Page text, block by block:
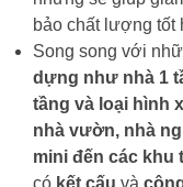
bảo chất lượng tốt
Song song với
dựng như nhà 1
tầng và loại hình
nhà vườn, nhà
mini đến các khu
có kết cấu và